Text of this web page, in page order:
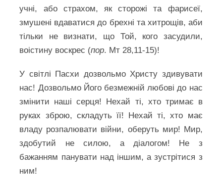
учні, або страхом, як сторожі та фарисеї,
змушені вдаватися до брехні та хитрощів, аби
тільки не визнати, що Той, кого засудили,
воістину воскрес (пор. Мт 28,11-15)!
У світлі Пасхи дозвольмо Христу здивувати
нас! Дозвольмо Його безмежній любові до нас
змінити наші серця! Нехай ті, хто тримає в
руках зброю, складуть її! Нехай ті, хто має
владу розпалювати війни, оберуть мир! Мир,
здобутий не силою, а діалогом! Не з
бажанням панувати над іншим, а зустрітися з
ним!